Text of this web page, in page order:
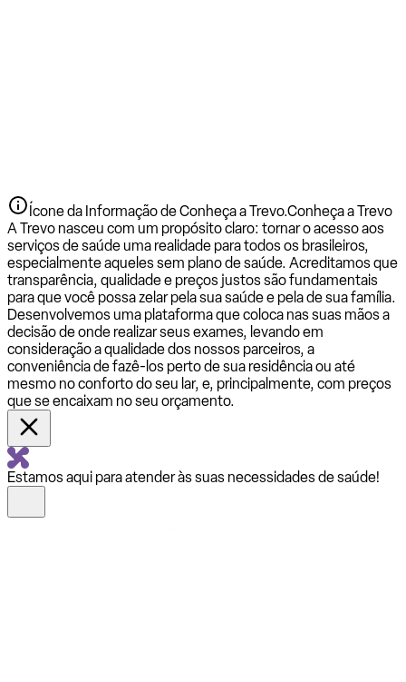
Ícone da Informação de Conheça a Trevo.Conheça a Trevo
A Trevo nasceu com um propósito claro: tornar o acesso aos
serviços de saúde uma realidade para todos os brasileiros,
especialmente aqueles sem plano de saúde. Acreditamos que
transparência, qualidade e preços justos são fundamentais
para que você possa zelar pela sua saúde e pela de sua família.
Desenvolvemos uma plataforma que coloca nas suas mãos a
decisão de onde realizar seus exames, levando em
consideração a qualidade dos nossos parceiros, a
conveniência de fazê-los perto de sua residência ou até
mesmo no conforto do seu lar, e, principalmente, com preços
que se encaixam no seu orçamento.
Estamos aqui para atender às suas necessidades de saúde!